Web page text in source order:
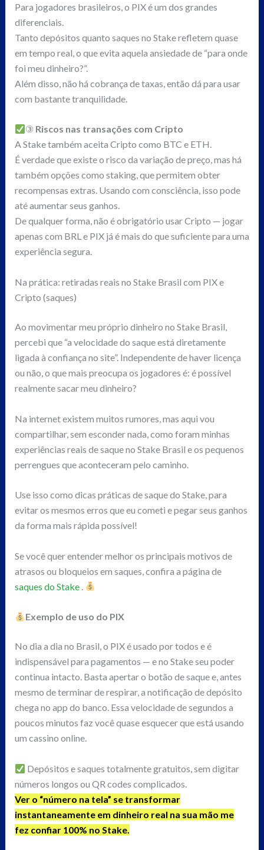
Para jogadores brasileiros, o PIX é um dos grandes
diferenciais.
Tanto depósitos quanto saques no Stake refletem quase
em tempo real, o que evita aquela ansiedade de “para onde
foi meu dinheiro?”.
Além disso, não há cobrança de taxas, então dá para usar
com bastante tranquilidade.
③ Riscos nas transações com Cripto
A Stake também aceita Cripto como BTC e ETH.
É verdade que existe o risco da variação de preço, mas há
também opções como staking, que permitem obter
recompensas extras. Usando com consciência, isso pode
até aumentar seus ganhos.
De qualquer forma, não é obrigatório usar Cripto — jogar
apenas com BRL e PIX já é mais do que suficiente para uma
experiência segura.
Na prática: retiradas reais no Stake Brasil com PIX e
Cripto (saques)
Ao movimentar meu próprio dinheiro no Stake Brasil,
percebi que “a velocidade do saque está diretamente
ligada à confiança no site”. Independente de haver licença
ou não, o que mais preocupa os jogadores é: é possível
realmente sacar meu dinheiro?
Na internet existem muitos rumores, mas aqui vou
compartilhar, sem esconder nada, como foram minhas
experiências reais de saque no Stake Brasil e os pequenos
perrengues que aconteceram pelo caminho.
Use isso como dicas práticas de saque do Stake, para
evitar os mesmos erros que eu cometi e pegar seus ganhos
da forma mais rápida possível!
Se você quer entender melhor os principais motivos de
atrasos ou bloqueios em saques, confira a página de
saques do Stake.
Exemplo de uso do PIX
No dia a dia no Brasil, o PIX é usado por todos e é
indispensável para pagamentos — e no Stake seu poder
continua intacto. Basta apertar o botão de saque e, antes
mesmo de terminar de respirar, a notificação de depósito
chega no app do banco. Essa velocidade de segundos a
poucos minutos faz você quase esquecer que está usando
um cassino online.
Depósitos e saques totalmente gratuitos, sem digitar
números longos ou QR codes complicados.
Ver o “número na tela” se transformar
instantaneamente em dinheiro real na sua mão me
fez confiar 100% no Stake.